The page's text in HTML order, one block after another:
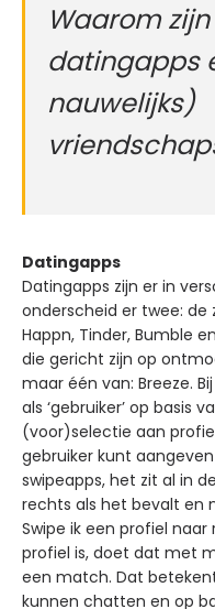
Waarom
datingapps
nauwelijks)
Datingapps
Datingapps zijn er in
onderscheid er twee: de
Happn, Tinder, Bumble
die gericht zijn op
maar één van: Breeze.
als ‘gebruiker’ op basis
(voor)selectie aan
gebruiker kunt
swipeapps, het zit al in
rechts als het bevalt en
Swipe ik een profiel
profiel is, doet dat met
een match. Dat
kunnen chatten en op